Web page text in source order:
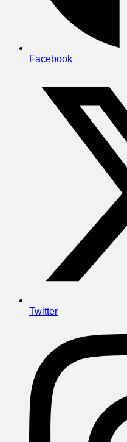
Facebook
Twitter